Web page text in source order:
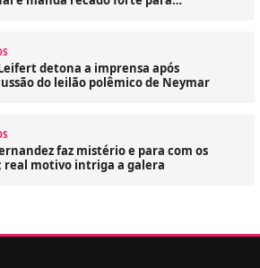
detona a imprensa após
do leilão polêmico de Neymar
faz mistério e para com os
real motivo intriga a galera